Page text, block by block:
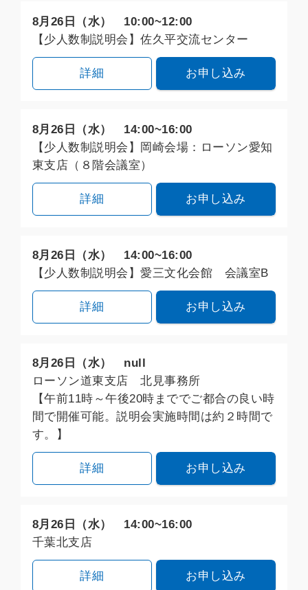
8月26日（水） 10:00~12:00
【少人数制説明会】佐久平交流センター
詳細 お申し込み
8月26日（水） 14:00~16:00
【少人数制説明会】岡崎会場：ローソン愛知
東支店（８階会議室）
詳細 お申し込み
8月26日（水） 14:00~16:00
【少人数制説明会】愛三文化会館 会議室B
詳細 お申し込み
8月26日（水） null
ローソン道東支店 北見事務所
【午前11時～午後20時まででご都合の良い時
間で開催可能。説明会実施時間は約２時間で
す。】
詳細 お申し込み
8月26日（水） 14:00~16:00
千葉北支店
詳細 お申し込み